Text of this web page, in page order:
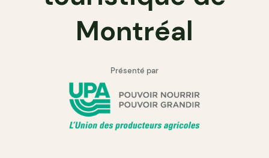
Montréal
Présenté par